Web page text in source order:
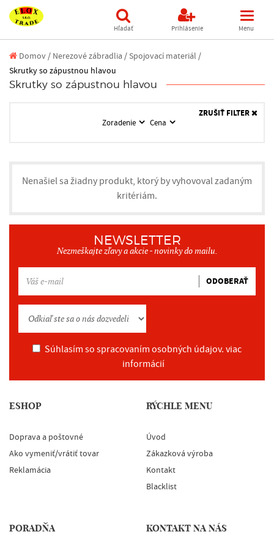
Hľadať Prihlásenie Menu
Domov/ Nerezové zábradlia / Spojovací materiál /
Skrutky so zápustnou hlavou
Skrutky so zápustnou hlavou
Zoradenie Cena
ZRUŠIŤ FILTER
Nenašiel sa žiadny produkt, ktorý by vyhovoval zadaným
kritériám.
NEWSLETTER
Nezmeškajte zľavy a akcie - novinky do mailu.
ODOBERAŤ
Súhlasím so spracovaním osobných údajov. viac
informácií
ESHOP
Doprava a poštovné
Ako vymeniť/vrátiť tovar
Reklamácia
RÝCHLE MENU
Úvod
Zákazková výroba
Kontakt
Blacklist
PORADŇA KONTAKT NA NÁS